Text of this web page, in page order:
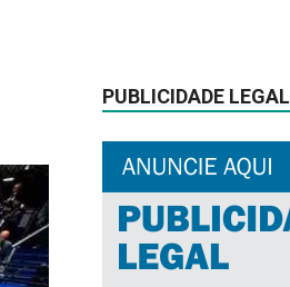
PUBLICIDADE LEGAL